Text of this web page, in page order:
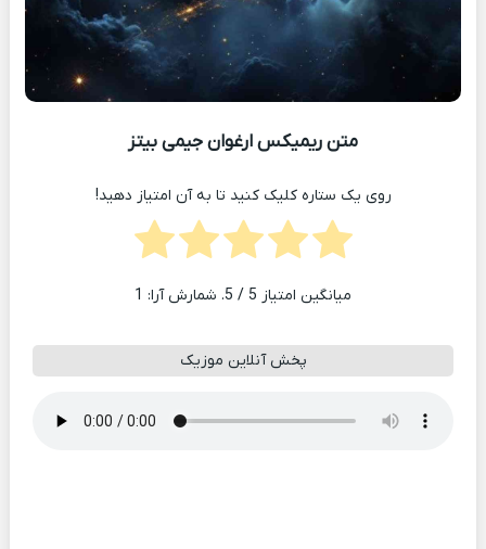
متن ریمیکس ارغوان جیمی بیتز
روی یک ستاره کلیک کنید تا به آن امتیاز دهید!
میانگین امتیاز 5 / 5. شمارش آرا: 1
پخش آنلاین موزیک